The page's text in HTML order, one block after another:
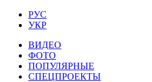
РУС
УКР
ВИДЕО
ФОТО
ПОПУЛЯРНЫЕ
СПЕЦПРОЕКТЫ